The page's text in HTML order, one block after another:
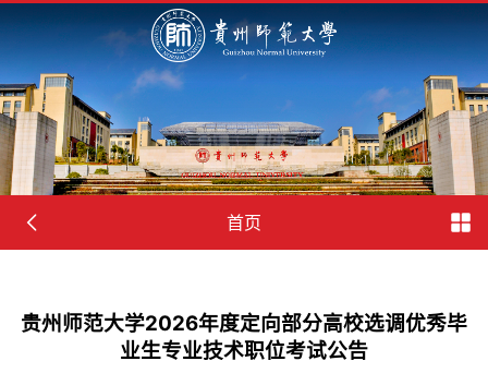
首页
贵州师范大学2026年度定向部分高校选调优秀毕
业生专业技术职位考试公告